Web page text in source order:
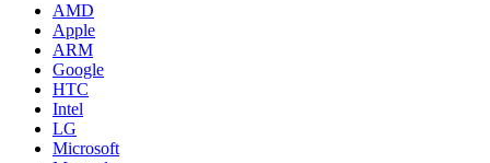
AMD
Apple
ARM
Google
HTC
Intel
LG
Microsoft